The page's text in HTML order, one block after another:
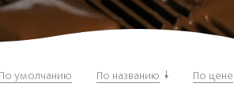
По умолчанию По названию По цене